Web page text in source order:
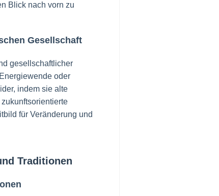
Blick nach vorn zu
Gesellschaft
gesellschaftlicher
oder
indem sie alte
für Veränderung und
Traditionen